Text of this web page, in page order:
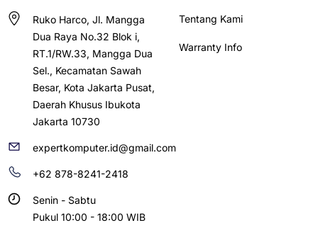
Ruko Harco, Jl. Mangga
Dua Raya No.32 Blok i,
RT.1/RW.33, Mangga Dua
Sel., Kecamatan Sawah
Besar, Kota Jakarta Pusat,
Daerah Khusus Ibukota
Jakarta 10730
expertkomputer.id@gmail.com
+62 878-8241-2418
Senin - Sabtu
Pukul 10:00 - 18:00 WIB
Tentang Kami
Warranty Info